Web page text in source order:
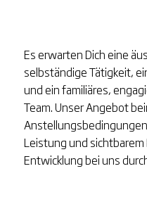
Es erwarten Dich eine
selbständige Tätigkeit,
und ein familiäres,
Team. Unser Angebot
Leistung und
Entwicklung bei uns